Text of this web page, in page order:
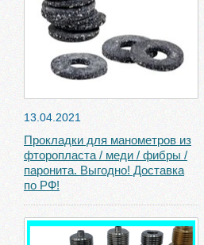
13.04.2021
Прокладки для манометров из
фторопласта / меди / фибры /
паронита. Выгодно! Доставка
по РФ!